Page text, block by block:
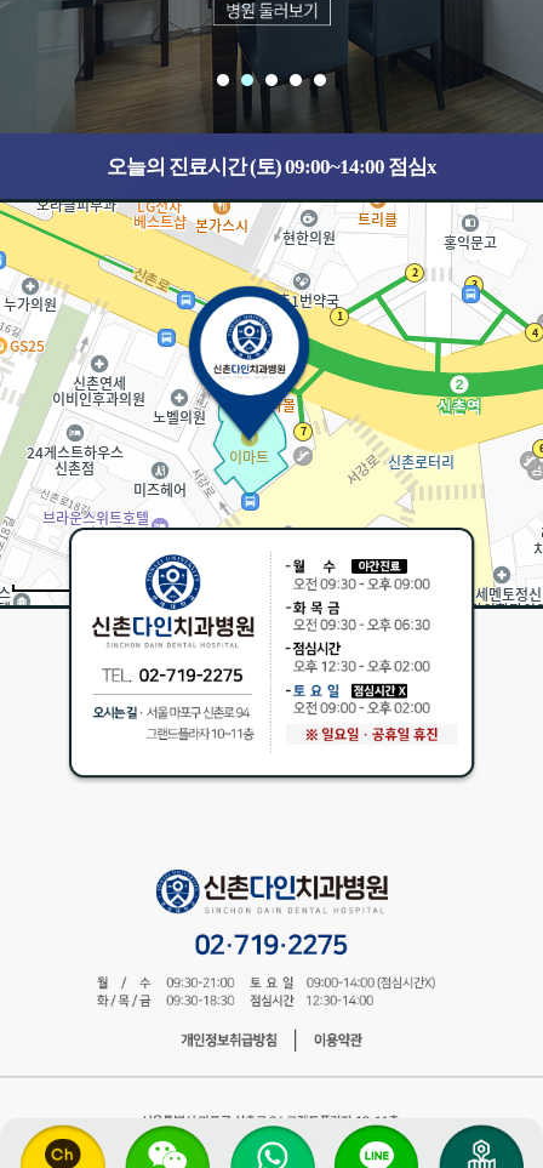
오늘의 진료시간 (토) 09:00~14:00 점심x